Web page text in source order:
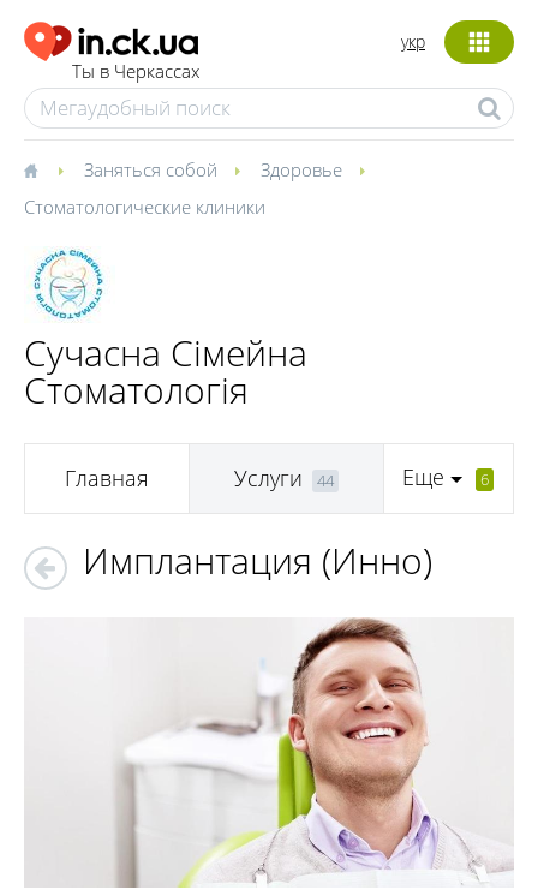
Ты в Черкассах
укр
Заняться собой
Здоровье
Стоматологические клиники
Сучасна Сімейна
Стоматологія
Главная Услуги 44 Еще 6
Имплантация (Инно)